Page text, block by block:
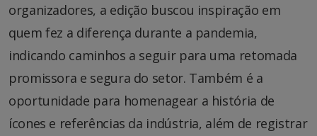
organizadores, a edição buscou inspiração em
quem fez a diferença durante a pandemia,
indicando caminhos a seguir para uma retomada
promissora e segura do setor. Também é a
oportunidade para homenagear a história de
ícones e referências da indústria, além de registrar